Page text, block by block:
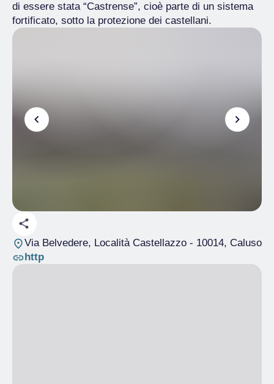
di essere stata “Castrense”, cioè parte di un sistema
fortificato, sotto la protezione dei castellani.
Via Belvedere, Località Castellazzo- 10014, Caluso
http